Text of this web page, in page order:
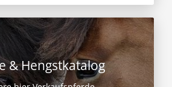
& Hengstkatalog